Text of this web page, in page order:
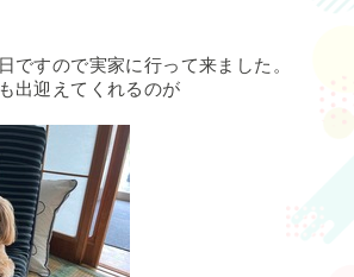
ですので実家に行って来ました。
出迎えてくれるのが